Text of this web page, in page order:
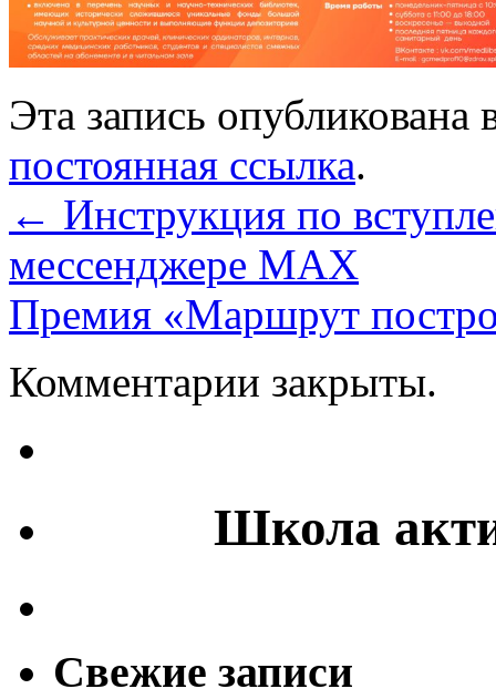
Эта запись опубликована
постоянная ссылка.
← Инструкция по
мессенджере МАХ
Премия «Маршрут
Комментарии закрыты.
Школа
Свежие записи